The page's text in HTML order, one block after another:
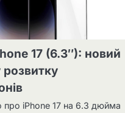
17 (6.3″): новий
розвитку
про iPhone 17 на 6.3 дюйма